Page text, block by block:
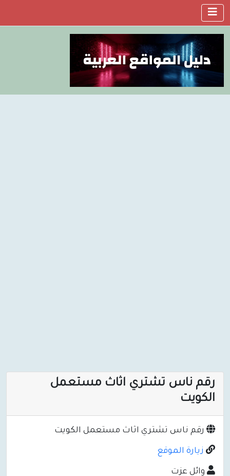
رقم ناس تشتري اثاث مستعمل
الكويت
رقم ناس تشتري اثاث مستعمل الكويت
زيارة الموقع
وائل عزت